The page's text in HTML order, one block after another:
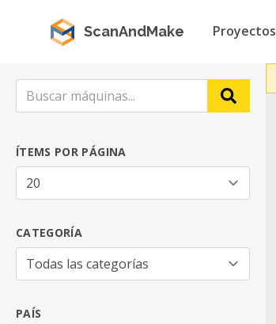
ScanAndMake Proyectos
ÍTEMS POR PÁGINA
CATEGORÍA
PAÍS